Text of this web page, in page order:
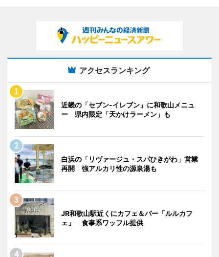
アクセスランキング
近畿の「セブン-イレブン」に和歌山メニュ
ー 県内限定「天かけラーメン」も
白浜の「リヴァージュ・スパひきがわ」営業
再開 強アルカリ性の源泉湯も
JR和歌山駅近くにカフェ＆バー「ルルカフ
ェ」 食事系ワッフル提供